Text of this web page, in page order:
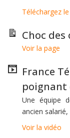
Téléchargez
Choc
Voir la page
France
poignant
Une équipe
ancien
Voir la vidéo